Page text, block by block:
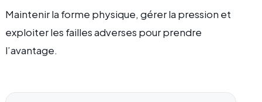
Maintenir la forme physique, gérer la pression et
exploiter les failles adverses pour prendre
l’avantage.